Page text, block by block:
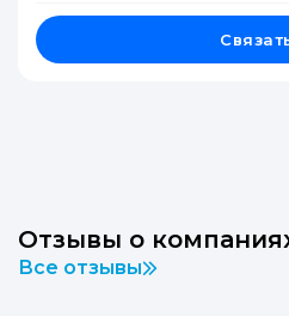
Отзывы о
Все отзывы